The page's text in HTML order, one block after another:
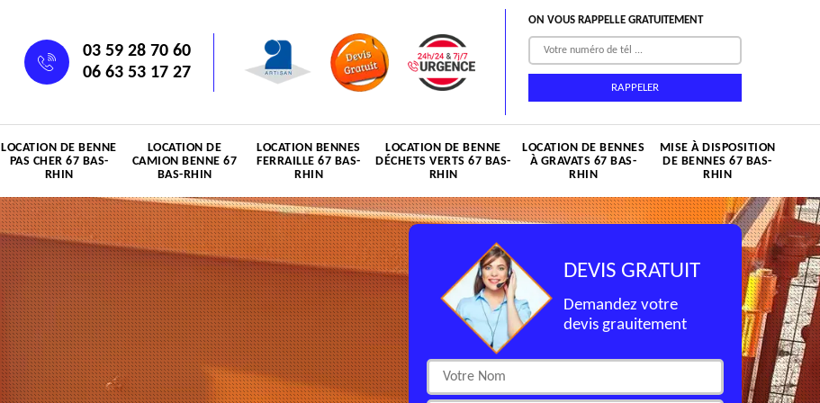
03 59 28 70 60
06 63 53 17 27
ON VOUS RAPPELLE GRATUITEMENT
LOCATION DE BENNE
PAS CHER 67 BAS-
RHIN
LOCATION DE
CAMION BENNE 67
BAS-RHIN
LOCATION BENNES
FERRAILLE 67 BAS-
RHIN
LOCATION DE BENNE
DÉCHETS VERTS 67 BAS-
RHIN
LOCATION DE BENNES
À GRAVATS 67 BAS-
RHIN
MISE À DISPOSITION
DE BENNES 67 BAS-
RHIN
DEVIS GRATUIT
Demandez votre
devis grauitement